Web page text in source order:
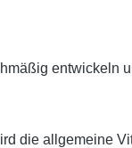
entwickeln
die allgemeine